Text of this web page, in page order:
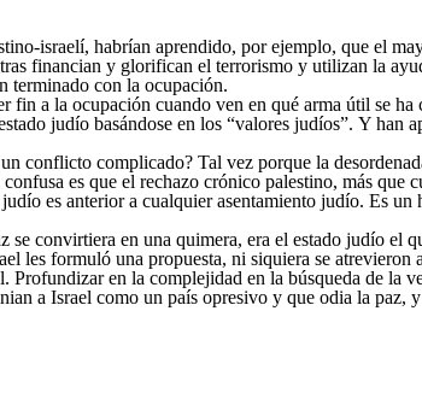
israelí, habrían aprendido, por ejemplo, que el
financian y glorifican el terrorismo y utilizan la
terminado con la ocupación.
fin a la ocupación cuando ven en qué arma útil se
judío basándose en los “valores judíos”. Y han
conflicto complicado? Tal vez porque la
es que el rechazo crónico palestino, más
es anterior a cualquier asentamiento judío. Es
convirtiera en una quimera, era el estado judío el
les formuló una propuesta, ni siquiera se atrevieron
en la complejidad en la búsqueda de la
a Israel como un país opresivo y que odia la